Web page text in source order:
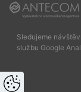
Sledujeme
službu Google